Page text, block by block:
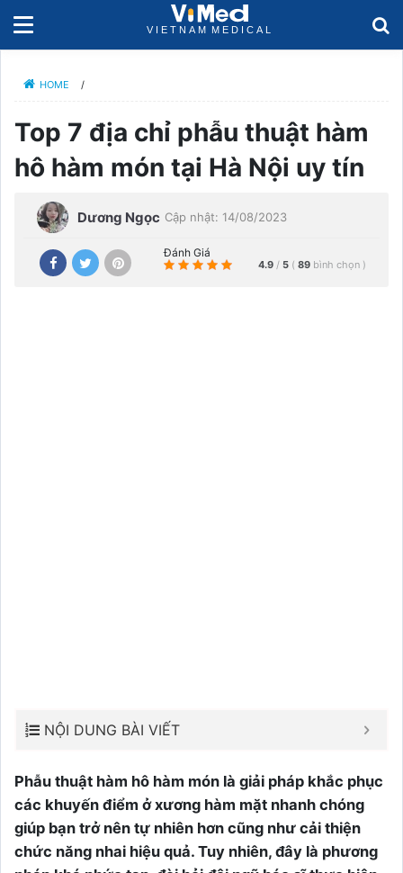
HOME /
Top 7 địa chỉ phẫu thuật hàm
hô hàm món tại Hà Nội uy tín
Dương Ngọc Cập nhật: 14/08/2023
Đánh Giá
4.9 / 5 ( 89 bình chọn )
NỘI DUNG BÀI VIẾT
Phẫu thuật hàm hô hàm món là giải pháp khắc phục
các khuyến điểm ở xương hàm mặt nhanh chóng
giúp bạn trở nên tự nhiên hơn cũng như cải thiện
chức năng nhai hiệu quả. Tuy nhiên, đây là phương